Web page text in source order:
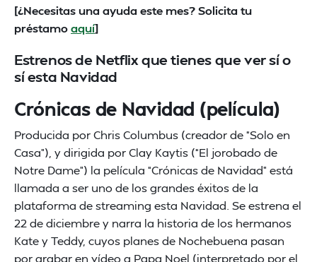
[¿Necesitas una ayuda este mes? Solicita tu
préstamoaquí]
Estrenos de Netflix que tienes que ver sí o
sí esta Navidad
Crónicas de Navidad (película)
Producida por Chris Columbus (creador de “Solo en
Casa”), y dirigida por Clay Kaytis (“El jorobado de
Notre Dame”) la película “Crónicas de Navidad” está
llamada a ser uno de los grandes éxitos de la
plataforma de streaming esta Navidad. Se estrena el
22 de diciembre y narra la historia de los hermanos
Kate y Teddy, cuyos planes de Nochebuena pasan
por grabar en vídeo a Papa Noel (interpretado por el